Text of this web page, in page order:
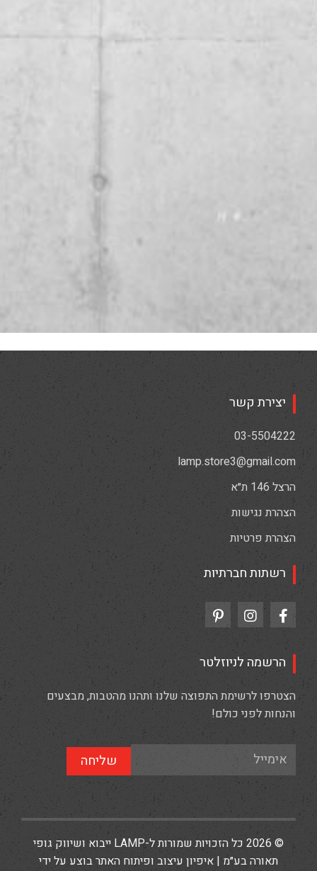
יצירת קשר
03-5504222
lamp.store3@gmail.com
הרצל 146 ת״א
הצהרת נגישות
הצהרת פרטיות
רשתות חברתיות
הרשמה לניוזלטר
הצטרפו לרשימת התפוצה שלנו ותהנו מהטבות, מבצעים
והנחות לפני כולם!
שליחה
© 2026 כל הזכויות שמורות ל-LAMP ייבוא ושיווק גופי
תאורה בע״מ | איפיון עיצוב ופיתוח האתר בוצע על ידי